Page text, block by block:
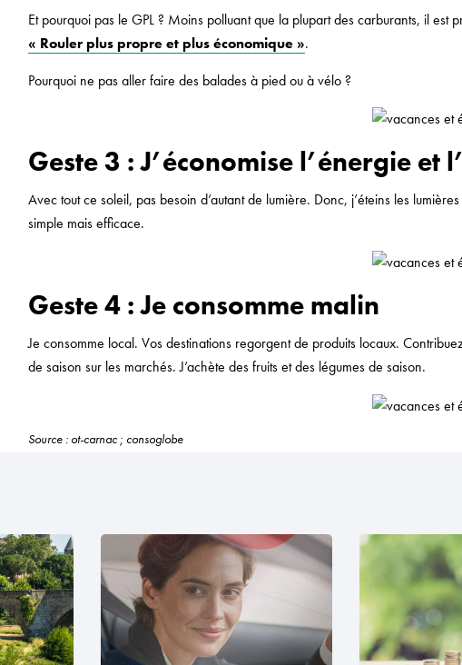
Et pourquoi pas le GPL ? Moins polluant que la plupart des carburants, il est
« Rouler plus propre et plus économique ».
Pourquoi ne pas aller faire des balades à pied ou à vélo ?
Geste 3 : J’économise l’énergie et
Avec tout ce soleil, pas besoin d’autant de lumière. Donc, j’éteins les
simple mais efficace.
Geste 4 : Je consomme malin
Je consomme local. Vos destinations regorgent de produits locaux.
de saison sur les marchés. J’achète des fruits et des légumes de saison.
Source : ot-carnac ; consoglobe